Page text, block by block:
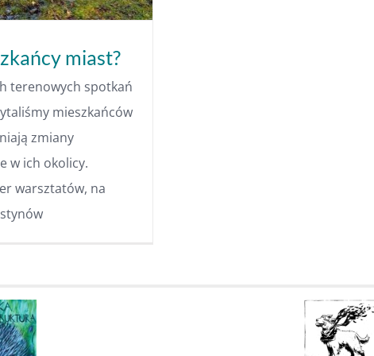
miast?
terenowych spotkań
mieszkańców
zmiany
w ich okolicy.
warsztatów, na